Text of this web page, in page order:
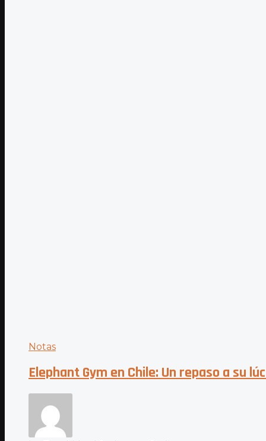
Notas
Elephant Gym en Chile: Un repaso a su